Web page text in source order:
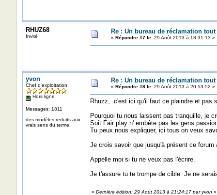
RHUZ68
Invité
Re : Un bureau de réclamation
« Répondre #7 le:29 Août 2013 à 18:31:13 »
yvon
Chef d'exploitation
Hors ligne
Messages: 1811
des modèles reduits aux
vrais sens du terme
Re : Un bureau de réclamation
« Répondre #8 le:29 Août 2013 à 20:53:52 »
Rhuzz, c'est ici qu'il faut ce plaindre et pas
Pourquoi tu nous laissent pas tranquille, je
Soit Fair play n' embête pas les gens
Tu peux nous expliquer, ici tous on veux
Je crois savoir que jusqu'à présent ce
Appelle moi si tu ne veux pas l'écrire.
Je t'assure tu te trompe de cible. Je ne
« Dernière édition: 29 Août 2013 à 21:24:17 par yvon »